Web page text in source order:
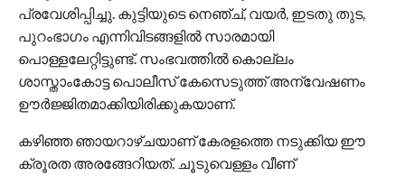
പ്രവേശിപ്പിച്ചു. കുട്ടിയുടെ നെഞ്ച്, വയര്‍, ഇടതു തുട,
പുറംഭാഗം എന്നിവിടങ്ങളില്‍ സാരമായി
പൊള്ളലേറ്റിട്ടുണ്ട്. സംഭവത്തില്‍ കൊല്ലം
ശാസ്താംകോട്ട പൊലീസ് കേസെടുത്ത് അന്വേഷണം
ഊര്‍ജ്ജിതമാക്കിയിരിക്കുകയാണ്.
കഴിഞ്ഞ ഞായറാഴ്ചയാണ് കേരളത്തെ നടുക്കിയ ഈ
ക്രൂരത അരങ്ങേറിയത്. ചൂടുവെള്ളം വീണ്